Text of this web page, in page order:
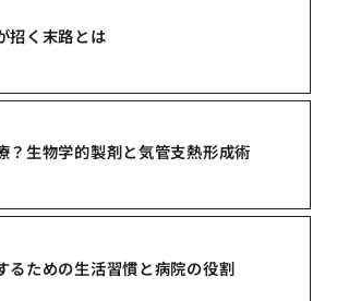
招く末路とは
？生物学的製剤と気管支熱形成術
るための生活習慣と病院の役割